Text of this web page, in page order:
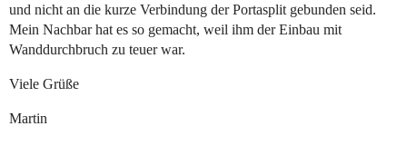
und nicht an die kurze Verbindung der Portasplit gebunden seid.
Mein Nachbar hat es so gemacht, weil ihm der Einbau mit
Wanddurchbruch zu teuer war.
Viele Grüße
Martin